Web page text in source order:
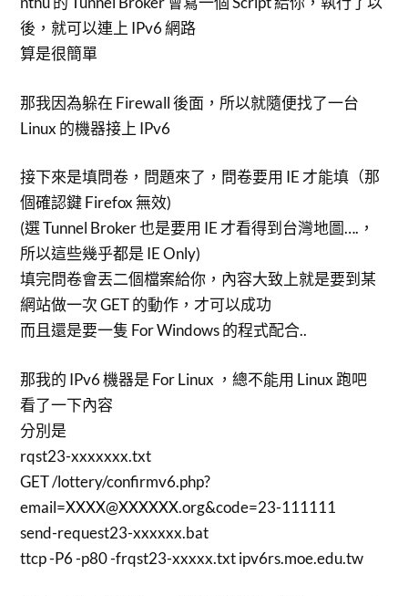
後，就可以連上 IPv6 網路
算是很簡單
那我因為躲在 Firewall 後面，所以就隨便找了一台
Linux 的機器接上 IPv6
接下來是填問卷，問題來了，問卷要用 IE 才能填（那
個確認鍵 Firefox 無效)
(選 Tunnel Broker 也是要用 IE 才看得到台灣地圖….，
所以這些幾乎都是 IE Only)
填完問卷會丟二個檔案給你，內容大致上就是要到某
網站做一次 GET 的動作，才可以成功
而且還是要一隻 For Windows 的程式配合..
那我的 IPv6 機器是 For Linux ，總不能用 Linux 跑吧
看了一下內容
分別是
rqst23-xxxxxxx.txt
GET /lottery/confirmv6.php?
email=XXXX@XXXXXX.org&code=23-111111
send-request23-xxxxxx.bat
ttcp -P6 -p80 -frqst23-xxxxx.txt ipv6rs.moe.edu.tw